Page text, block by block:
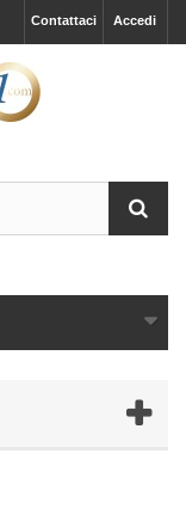
Accedi
Contattaci